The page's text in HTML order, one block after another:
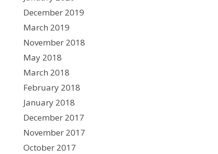
December 2019
March 2019
November 2018
May 2018
March 2018
February 2018
January 2018
December 2017
November 2017
October 2017